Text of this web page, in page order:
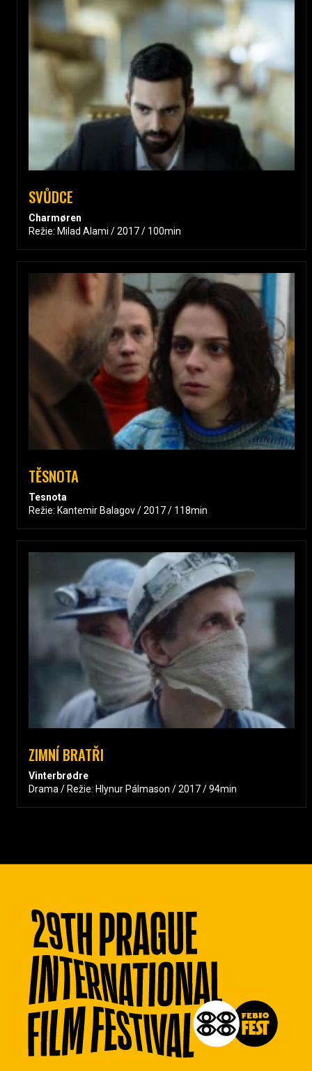
SVŮDCE
Charmøren
Režie: Milad Alami / 2017 / 100min
TĚSNOTA
Tesnota
Režie: Kantemir Balagov / 2017 / 118min
ZIMNÍ BRATŘI
Vinterbrødre
Drama / Režie: Hlynur Pálmason / 2017 / 94min